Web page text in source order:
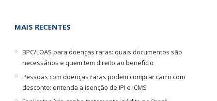
MAIS RECENTES
BPC/LOAS para doenças raras: quais documentos são
necessários e quem tem direito ao benefício
Pessoas com doenças raras podem comprar carro com
desconto: entenda a isenção de IPI e ICMS